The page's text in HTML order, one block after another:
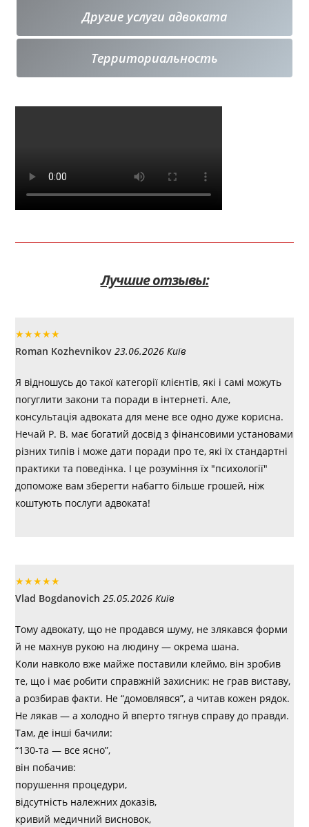
Другие услуги адвоката
Территориальность
Лучшие отзывы:
★★★★★
Roman Kozhevnikov 23.06.2026 Київ
Я відношусь до такої категорії клієнтів, які і самі можуть
погуглити закони та поради в інтернеті. Але,
консультація адвоката для мене все одно дуже корисна.
Нечай Р. В. має богатий досвід з фінансовими установами
різних типів і може дати поради про те, які їх стандартні
практики та поведінка. І це розуміння їх "психології"
допоможе вам зберегти набагто більше грошей, ніж
коштують послуги адвоката!
★★★★★
Vlad Bogdanovich 25.05.2026 Київ
Тому адвокату, що не продався шуму, не злякався форми
й не махнув рукою на людину — окрема шана.
Коли навколо вже майже поставили клеймо, він зробив
те, що і має робити справжній захисник: не грав виставу,
а розбирав факти. Не “домовлявся”, а читав кожен рядок.
Не лякав — а холодно й вперто тягнув справу до правди.
Там, де інші бачили:
“130-та — все ясно”,
він побачив:
порушення процедури,
відсутність належних доказів,
кривий медичний висновок,